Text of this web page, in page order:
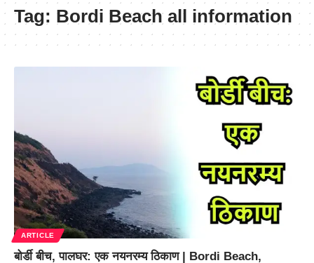
Tag: Bordi Beach all information
ARTICLE
बोर्डी बीच, पालघर: एक नयनरम्य ठिकाण | Bordi Beach,